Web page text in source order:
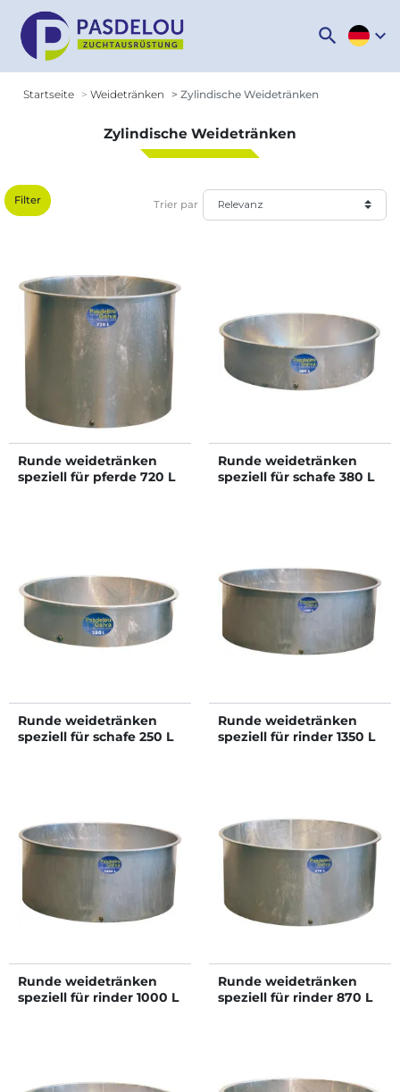
search expand_more
Startseite Weidetränken Zylindische Weidetränken
Zylindische Weidetränken
Filter Trier par
Runde weidetränken
speziell für pferde 720 L
Runde weidetränken
speziell für schafe 380 L
Runde weidetränken
speziell für schafe 250 L
Runde weidetränken
speziell für rinder 1350 L
Runde weidetränken
speziell für rinder 1000 L
Runde weidetränken
speziell für rinder 870 L